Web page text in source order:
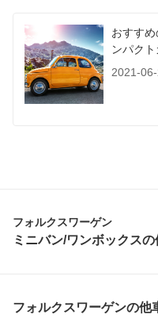
おすす
ンパク
2021-
フォルクスワーゲン
ミニバン/ワンボックス
ゴルフトゥーラン
フォルクスワーゲンの他